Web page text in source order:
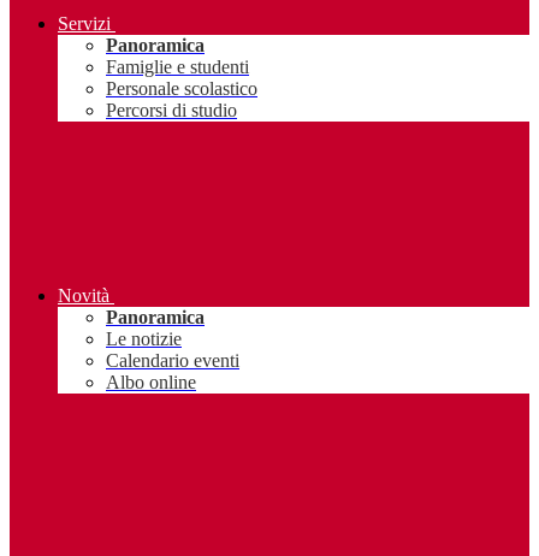
Servizi
Panoramica
Famiglie e studenti
Personale scolastico
Percorsi di studio
Novità
Panoramica
Le notizie
Calendario eventi
Albo online